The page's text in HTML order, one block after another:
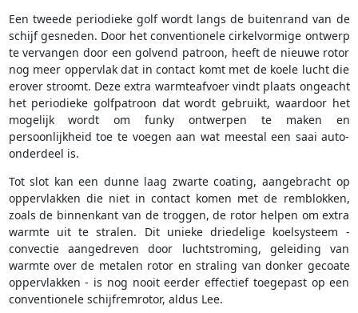
Een tweede periodieke golf wordt langs de buitenrand van de
schijf gesneden. Door het conventionele cirkelvormige ontwerp
te vervangen door een golvend patroon, heeft de nieuwe rotor
nog meer oppervlak dat in contact komt met de koele lucht die
erover stroomt. Deze extra warmteafvoer vindt plaats ongeacht
het periodieke golfpatroon dat wordt gebruikt, waardoor het
mogelijk wordt om funky ontwerpen te maken en
persoonlijkheid toe te voegen aan wat meestal een saai auto-
onderdeel is.
Tot slot kan een dunne laag zwarte coating, aangebracht op
oppervlakken die niet in contact komen met de remblokken,
zoals de binnenkant van de troggen, de rotor helpen om extra
warmte uit te stralen. Dit unieke driedelige koelsysteem -
convectie aangedreven door luchtstroming, geleiding van
warmte over de metalen rotor en straling van donker gecoate
oppervlakken - is nog nooit eerder effectief toegepast op een
conventionele schijfremrotor, aldus Lee.